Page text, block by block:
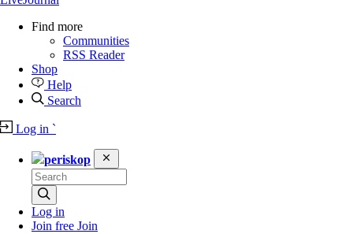
Find more
Communities
RSS Reader
Shop
Help
Search
Log in `
periskop
Log in
Join free Join